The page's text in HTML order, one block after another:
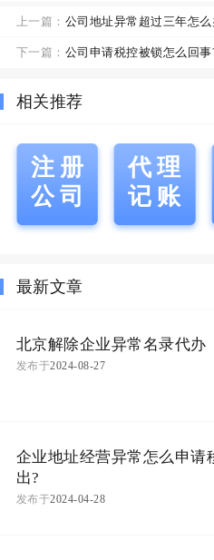
上一篇： 公司地址异常超过三年怎
下一篇： 公司申请税控被锁怎么回
相关推荐
注册
公司
代理
记账
最新文章
北京解除企业异常名录代办
发布于2024-08-27
企业地址经营异常怎么申请
出?
发布于2024-04-28